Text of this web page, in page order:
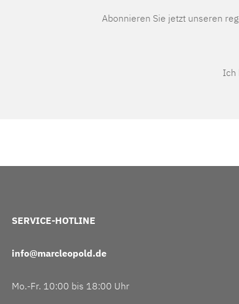
Abonnieren Sie jetzt unseren
Ich
SERVICE-HOTLINE
info@marcleopold.de
Mo.-Fr. 10:00 bis 18:00 Uhr